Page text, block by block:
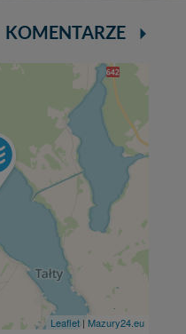
KOMENTARZE ( 10 )
Leaflet | Mazury24.eu